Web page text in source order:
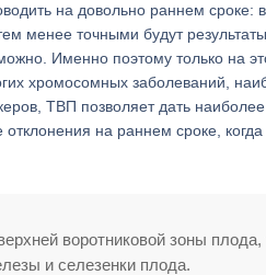
на довольно раннем
менее точными будут
Именно поэтому только на
хромосомных заболеваний,
ТВП позволяет дать
на раннем сроке,
воротниковой зоны
и селезенки плода.